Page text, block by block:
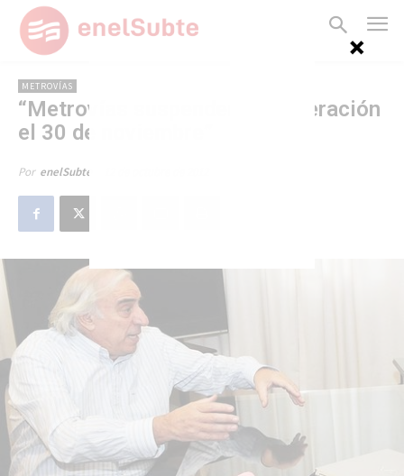
METROVÍAS
“Metrovías suspendería la operación
el 30 de noviembre”
Por enelSubte